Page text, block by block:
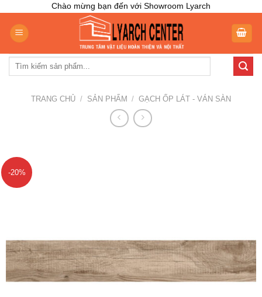
content
Chào mừng bạn đến với Showroom Lyarch
Tìm
TRANG CHỦ / SẢN PHẨM / GẠCH ỐP LÁT - VÁN SÀN
-20%